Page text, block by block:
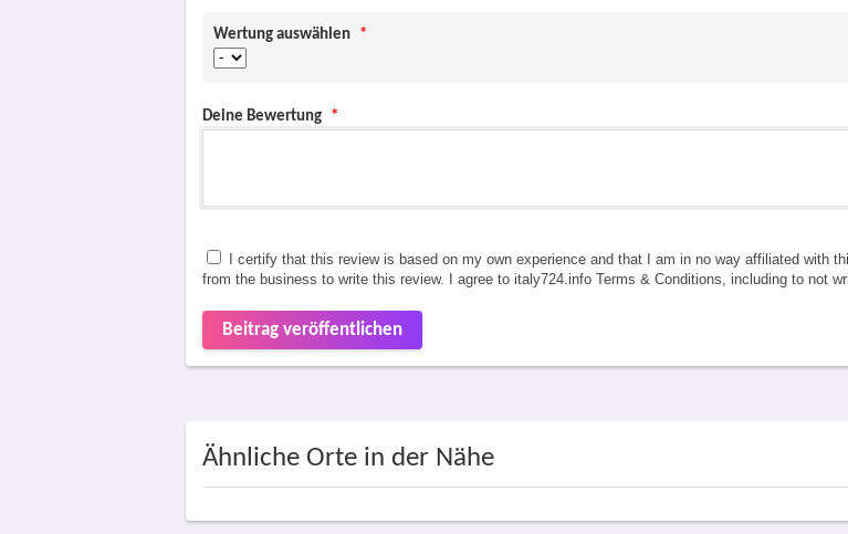
Wertung auswählen *
Deine Bewertung *
I certify that this review is based on my own experience and that I am in no way affiliated with
from the business to write this review. I agree to italy724.info Terms & Conditions, including to not
Beitrag veröffentlichen
Ähnliche Orte in der Nähe